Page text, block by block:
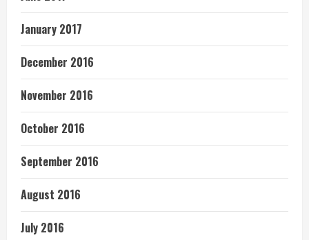
January 2017
December 2016
November 2016
October 2016
September 2016
August 2016
July 2016